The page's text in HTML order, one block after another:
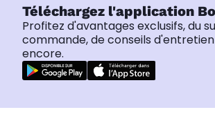
Téléchargez l'application
Profitez d'avantages exclusifs, du
commande, de conseils
encore.